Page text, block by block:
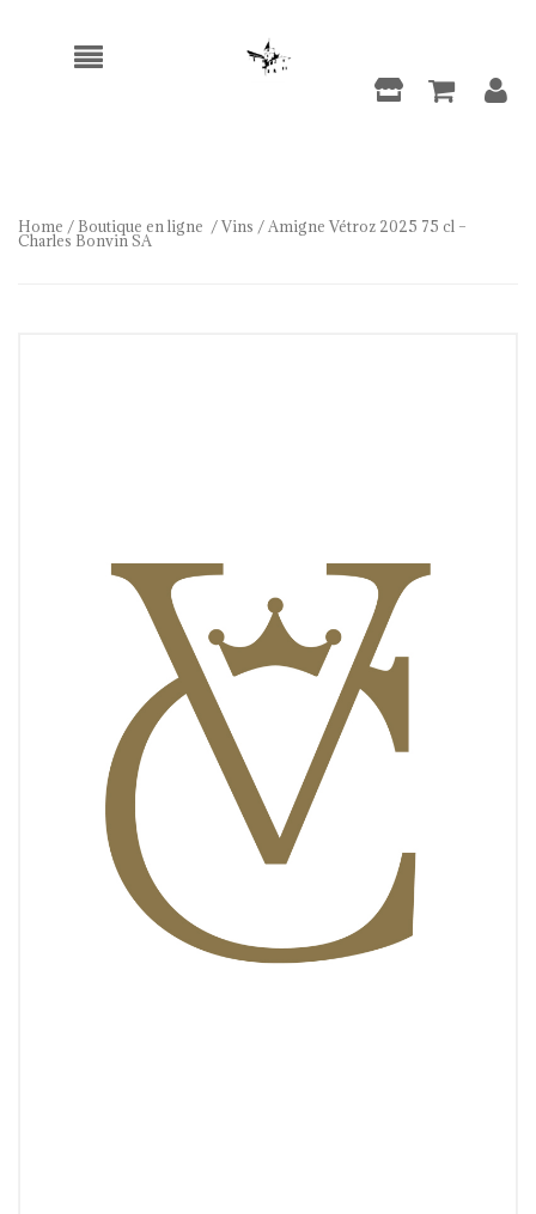
Home / Boutique en ligne /Vins / Amigne Vétroz 2025 75 cl –
Charles Bonvin SA